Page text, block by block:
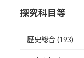
探究科目等
歴史総合(193)